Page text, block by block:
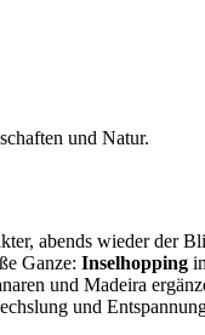
und Natur.
abends wieder der
Ganze: Inselhopping
und Madeira
und